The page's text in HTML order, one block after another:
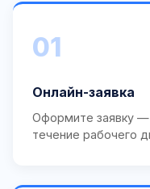
01
Онлайн-заявка
Оформите заявку
течение рабочего